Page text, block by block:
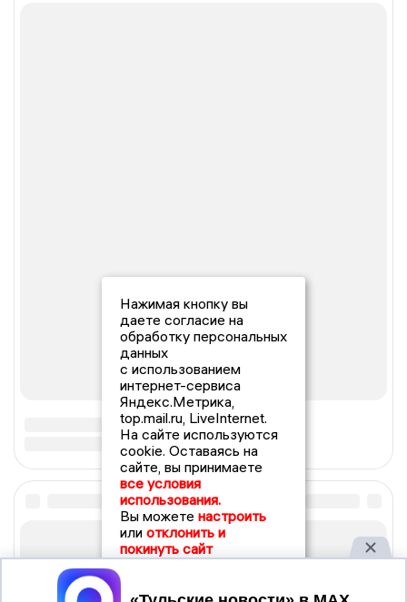
Нажимая кнопку вы
даете согласие на
обработку персональных
данных
с использованием
интернет-сервиса
Яндекс.Метрика,
top.mail.ru, LiveInternet.
На сайте используются
cookie. Оставаясь на
сайте, вы принимаете
все условия
использования.
Вы можете настроить
или отклонить и
покинуть сайт
Принять